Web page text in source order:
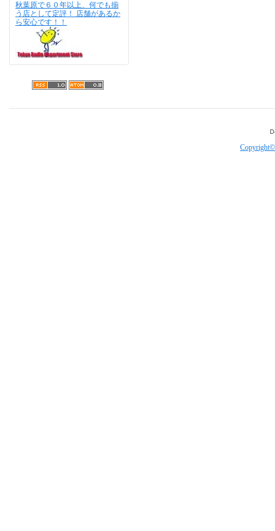
秋葉原で６０年以上、何でも揃
う店として定評！ 店舗があるか
ら安心です！！
Copyright©